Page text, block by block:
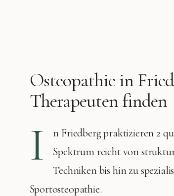
Osteopathie in
Therapeuten finden
I n Friedbergpraktizieren2
Spektrum reicht von
Techniken bis hin zu
Sportosteopathie.